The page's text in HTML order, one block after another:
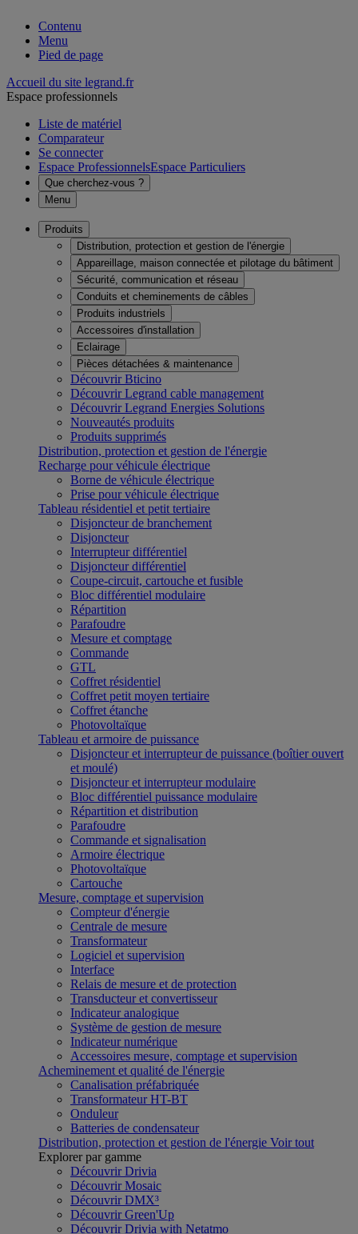
Contenu
Menu
Pied de page
Accueil du site legrand.fr
Espace professionnels
Liste de matériel
Comparateur
Se connecter
Espace ProfessionnelsEspace Particuliers
Que cherchez-vous ?
Menu
Produits
Distribution, protection et gestion de l'énergie
Appareillage, maison connectée et pilotage du bâtiment
Sécurité, communication et réseau
Conduits et cheminements de câbles
Produits industriels
Accessoires d'installation
Eclairage
Pièces détachées & maintenance
Découvrir Bticino
Découvrir Legrand cable management
Découvrir Legrand Energies Solutions
Nouveautés produits
Produits supprimés
Distribution, protection et gestion de l'énergie
Recharge pour véhicule électrique
Borne de véhicule électrique
Prise pour véhicule électrique
Tableau résidentiel et petit tertiaire
Disjoncteur de branchement
Disjoncteur
Interrupteur différentiel
Disjoncteur différentiel
Coupe-circuit, cartouche et fusible
Bloc différentiel modulaire
Répartition
Parafoudre
Mesure et comptage
Commande
GTL
Coffret résidentiel
Coffret petit moyen tertiaire
Coffret étanche
Photovoltaïque
Tableau et armoire de puissance
Disjoncteur et interrupteur de puissance (boîtier ouvert
et moulé)
Disjoncteur et interrupteur modulaire
Bloc différentiel puissance modulaire
Répartition et distribution
Parafoudre
Commande et signalisation
Armoire électrique
Photovoltaïque
Cartouche
Mesure, comptage et supervision
Compteur d'énergie
Centrale de mesure
Transformateur
Logiciel et supervision
Interface
Relais de mesure et de protection
Transducteur et convertisseur
Indicateur analogique
Système de gestion de mesure
Indicateur numérique
Accessoires mesure, comptage et supervision
Acheminement et qualité de l'énergie
Canalisation préfabriquée
Transformateur HT-BT
Onduleur
Batteries de condensateur
Distribution, protection et gestion de l'énergie Voir tout
Explorer par gamme
Découvrir Drivia
Découvrir Mosaic
Découvrir DMX³
Découvrir Green'Up
Découvrir Drivia with Netatmo